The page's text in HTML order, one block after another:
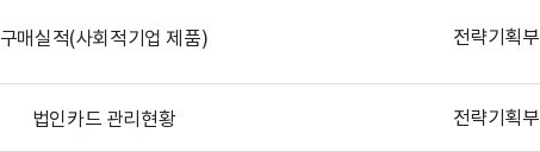
구매실적(사회적기업 제품) 전략기획부
법인카드 관리현황 전략기획부